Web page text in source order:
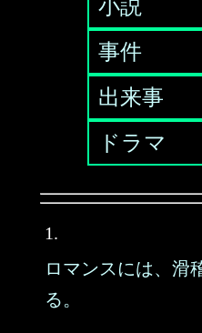
小説
事件
出来事
ドラマ
1.
ロマンスには、滑
る。